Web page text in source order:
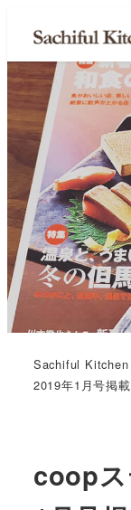
Sachiful Kitchen
2019年1月号掲載
coop